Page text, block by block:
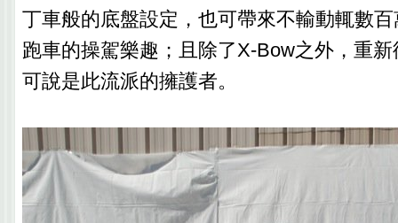
丁車般的底盤設定，也可帶來不輸動輒數
跑車的操駕樂趣；且除了X-Bow之外，重
可說是此流派的擁護者。